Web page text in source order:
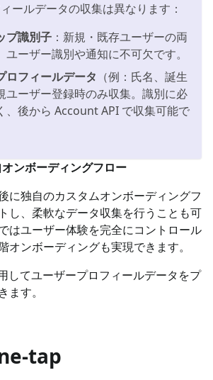
ールデータの収集は異なります：
プ識別子 ：新規・既存ユーザーの両
ユーザー識別や通知に不可欠です。
ロフィールデータ （例：氏名、誕生
ユーザー登録時のみ収集。識別に必
、後から Account API で収集可能で
ンボーディングフロー
に独自のカスタムオンボーディングフ
し、柔軟なデータ収集を行うことも可
はユーザー体験を完全にコントロール
オンボーディングも実現できます。
してユーザープロフィールデータをプ
ます。
tap